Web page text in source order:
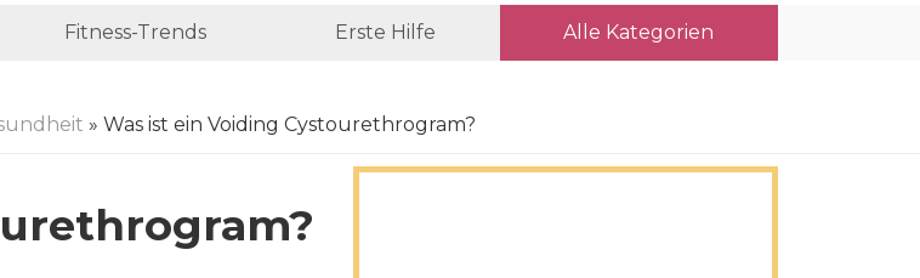
Fitness-Trends Erste Hilfe Alle Kategorien
» Was ist ein Voiding Cystourethrogram?